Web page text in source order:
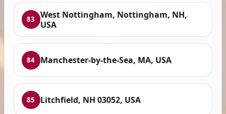
83
West Nottingham, Nottingham, NH,
USA
84 Manchester-by-the-Sea, MA, USA
85 Litchfield, NH 03052, USA